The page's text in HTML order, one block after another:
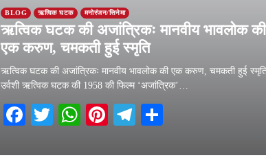
BLOG ऋत्विक घटक मनोरंजन/सिनेमा
ऋत्विक घटक की अजांत्रिकः मानवीय भावलोक की
एक करुण, चमकती हुई स्मृति
ऋत्विक घटक की अजांत्रिकः मानवीय भावलोक की एक करुण, चमकती हुई
उर्वशी ऋत्विक घटक की 1958 की फिल्म ‘अजांत्रिक’…
Facebook
TwitterWhatsApp
PinterestTelegram
3 February 2026